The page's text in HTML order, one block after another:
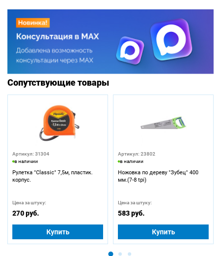
Сопутствующие товары
Артикул: 31304
в наличии
Рулетка "Classic" 7,5м, пластик.
корпус.
Цена за штуку:
270 руб.
Купить
Артикул: 23802
в наличии
Ножовка по дереву "Зубец" 400
мм.(7-8 tpi)
Цена за штуку:
583 руб.
Купить